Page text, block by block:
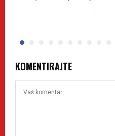
KOMENTIRAJTE